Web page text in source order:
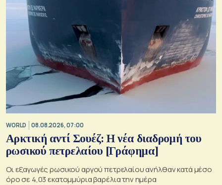
WORLD 08.08.2026, 07:00
Αρκτική αντί Σουέζ: Η νέα διαδρομή του
ρωσικού πετρελαίου [Γράφημα]
Οι εξαγωγές ρωσικού αργού πετρελαίου ανήλθαν κατά μέσο
όρο σε 4,03 εκατομμύρια βαρέλια την ημέρα